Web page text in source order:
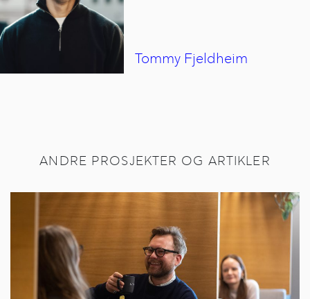
Tommy Fjeldheim
ANDRE PROSJEKTER OG ARTIKLER